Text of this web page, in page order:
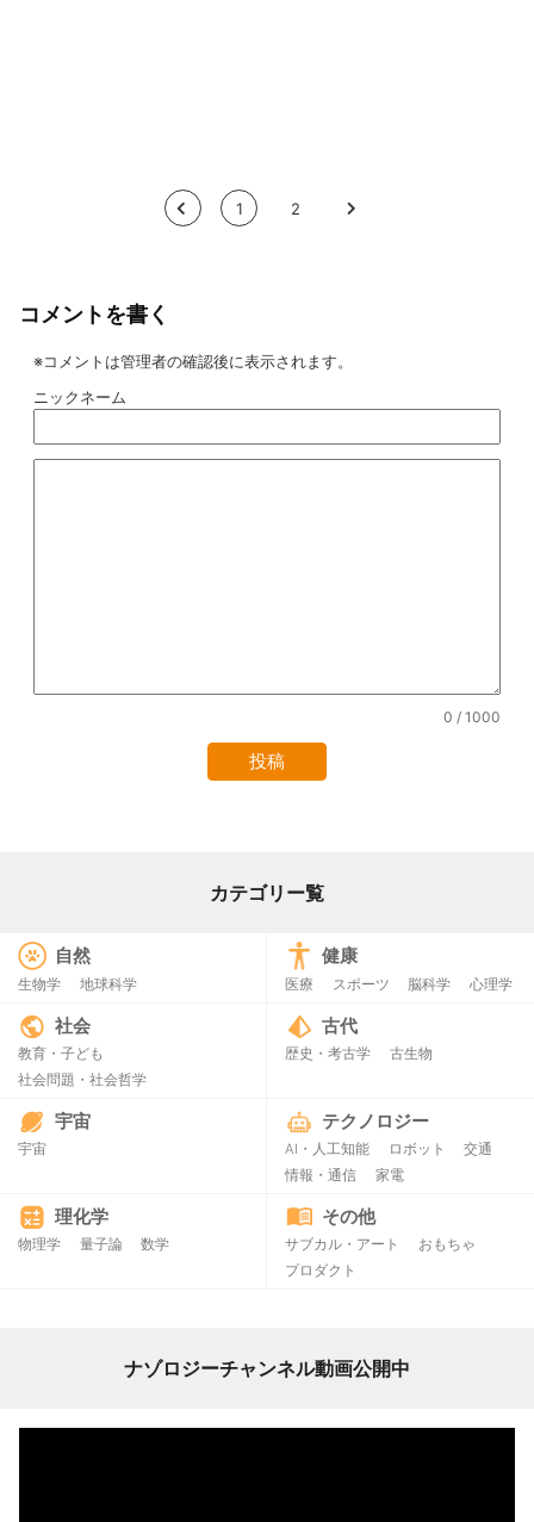
< 1 2 >
コメントを書く
※コメントは管理者の確認後に表示されます。
ニックネーム
0 / 1000
カテゴリー覧
自然
生物学 地球科学
健康
医療 スポーツ 脳科学 心理学
社会
教育・子ども
社会問題・社会哲学
古代
歴史・考古学 古生物
宇宙
宇宙
テクノロジー
AI・人工知能 ロボット
交通
情報・通信
家電
理化学
物理学 量子論 数学
その他
サブカル・アート
おもちゃ
プロダクト
ナゾロジーチャンネル動画公開中